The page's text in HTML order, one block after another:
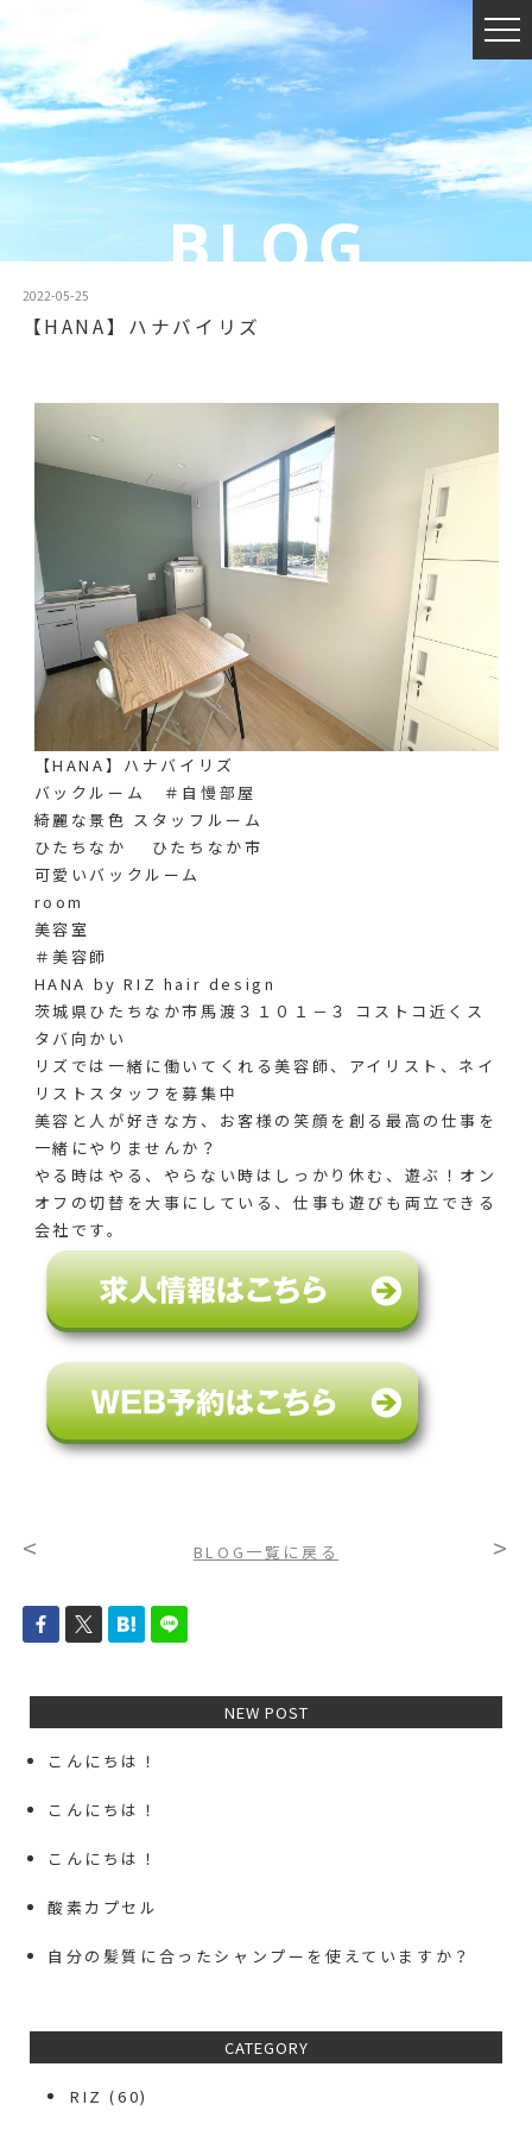
2022-05-25
【HANA】ハナバイリズ
【HANA】ハナバイリズ
バックルーム ＃自慢部屋
綺麗な景色 スタッフルーム
ひたちなか ひたちなか市
可愛いバックルーム
room
美容室
＃美容師
HANA by RIZ hair design
茨城県ひたちなか市馬渡３１０１－３ コストコ近くス
タバ向かい
リズでは一緒に働いてくれる美容師、アイリスト、ネイ
リストスタッフを募集中
美容と人が好きな方、お客様の笑顔を創る最高の仕事を
一緒にやりませんか？
やる時はやる、やらない時はしっかり休む、遊ぶ！オン
オフの切替を大事にしている、仕事も遊びも両立できる
会社です。
< BLOG一覧に戻る >
NEW POST
こんにちは！
こんにちは！
こんにちは！
酸素カプセル
自分の髪質に合ったシャンプーを使えていますか？
CATEGORY
RIZ (60)